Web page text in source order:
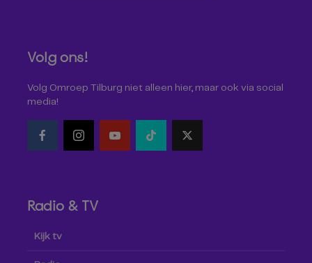
Volg ons!
Volg Omroep Tilburg niet alleen hier, maar ook via social
media!
Radio & TV
Kijk tv